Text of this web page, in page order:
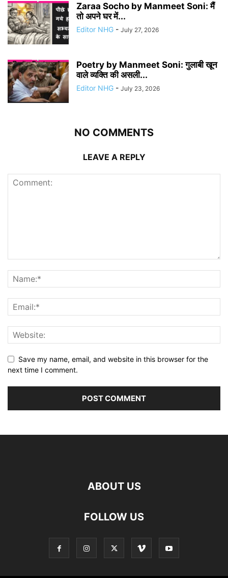
Zaraa Socho by Manmeet Soni: मैं
तो अपने घर में...
Editor NHG - July 27, 2026
Poetry by Manmeet Soni: गुलाबी खून
वाले व्यक्ति की असली...
Editor NHG - July 23, 2026
NO COMMENTS
LEAVE A REPLY
Save my name, email, and website in this browser for the
next time I comment.
ABOUT US
FOLLOW US